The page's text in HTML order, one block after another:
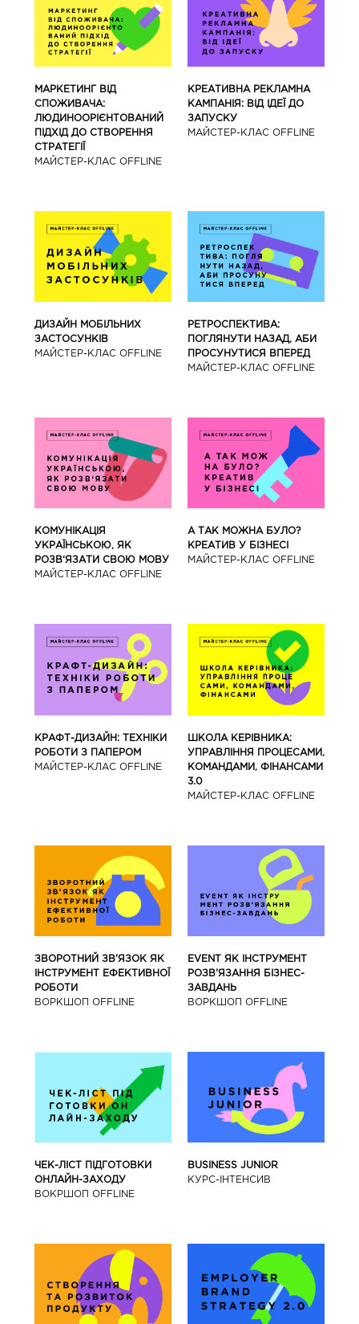
МАРКЕТИНГ ВІД
СПОЖИВАЧА:
ЛЮДИНООРІЄНТОВАНИЙ
ПІДХІД ДО СТВОРЕННЯ
СТРАТЕГІЇ
МАЙCТЕР-КЛАС OFFLINE
КРЕАТИВНА РЕКЛАМНА
КАМПАНІЯ: ВІД ІДЕЇ ДО
ЗАПУСКУ
МАЙCТЕР-КЛАС OFFLINE
ДИЗАЙН МОБІЛЬНИХ
ЗАСТОСУНКІВ
МАЙCТЕР-КЛАС OFFLINE
РЕТРОСПЕКТИВА:
ПОГЛЯНУТИ НАЗАД, АБИ
ПРОСУНУТИСЯ ВПЕРЕД
МАЙCТЕР-КЛАС OFFLINE
КОМУНІКАЦІЯ
УКРАЇНСЬКОЮ, ЯК
РОЗВ‘ЯЗАТИ СВОЮ МОВУ
МАЙCТЕР-КЛАС OFFLINE
А ТАК МОЖНА БУЛО?
КРЕАТИВ У БІЗНЕСІ
МАЙCТЕР-КЛАС OFFLINE
КРАФТ-ДИЗАЙН: ТЕХНІКИ
РОБОТИ З ПАПЕРОМ
МАЙCТЕР-КЛАС OFFLINE
ШКОЛА КЕРІВНИКА:
УПРАВЛІННЯ ПРОЦЕСАМИ,
КОМАНДАМИ, ФІНАНСАМИ
3.0
МАЙCТЕР-КЛАС OFFLINE
ЗВОРОТНИЙ ЗВ’ЯЗОК ЯК
ІНСТРУМЕНТ ЕФЕКТИВНОЇ
РОБОТИ
ВОРКШОП OFFLINE
EVENT ЯК ІНСТРУМЕНТ
РОЗВ’ЯЗАННЯ БІЗНЕС-
ЗАВДАНЬ
ВОРКШОП OFFLINE
ЧЕК-ЛІСТ ПІДГОТОВКИ
ОНЛАЙН-ЗАХОДУ
ВОКРШОП OFFLINE
BUSINESS JUNIOR
КУРС-IНТЕНСИВ